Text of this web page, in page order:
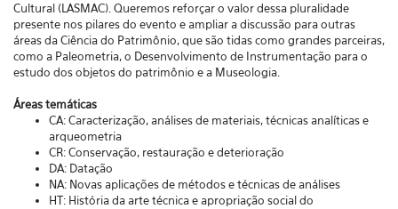
Cultural (LASMAC). Queremos reforçar o valor dessa pluralidade
presente nos pilares do evento e ampliar a discussão para outras
áreas da Ciência do Patrimônio, que são tidas como grandes parceiras,
como a Paleometria, o Desenvolvimento de Instrumentação para o
estudo dos objetos do patrimônio e a Museologia.
Áreas temáticas
CA: Caracterização, análises de materiais, técnicas analíticas e
arqueometria
CR: Conservação, restauração e deterioração
DA: Datação
NA: Novas aplicações de métodos e técnicas de análises
HT: História da arte técnica e apropriação social do